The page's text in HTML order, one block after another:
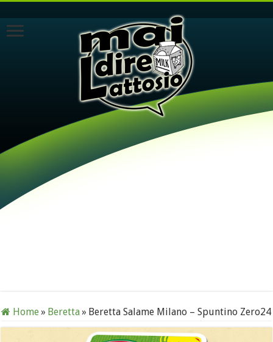
Home» Beretta» Beretta Salame Milano – Spuntino Zero24